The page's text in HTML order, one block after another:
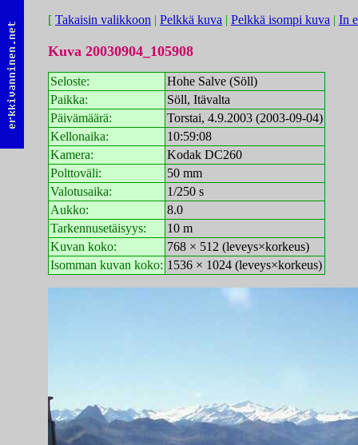
[ Takaisin valikkoon | Pelkkä kuva | Pelkkä isompi kuva | In
Kuva 20030904_105908
Seloste:
Hohe Salve (Söll)
Paikka:
Söll, Itävalta
Päivämäärä:
Torstai, 4.9.2003 (2003-09-04)
Kellonaika:
10:59:08
Kamera:
Kodak DC260
Polttoväli:
50 mm
Valotusaika:
1/250 s
Aukko:
8.0
Tarkennusetäisyys:
10 m
Kuvan koko:
768 × 512 (leveys×korkeus)
Isomman kuvan koko: 1536 × 1024 (leveys×korkeus)